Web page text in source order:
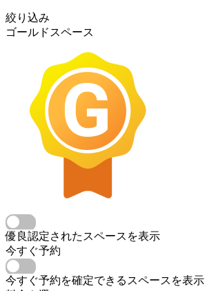
絞り込み
ゴールドスペース
優良認定されたスペースを表示
今すぐ予約
今すぐ予約を確定できるスペースを表示